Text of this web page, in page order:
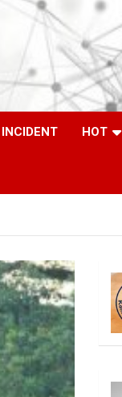
INCIDENT HOT